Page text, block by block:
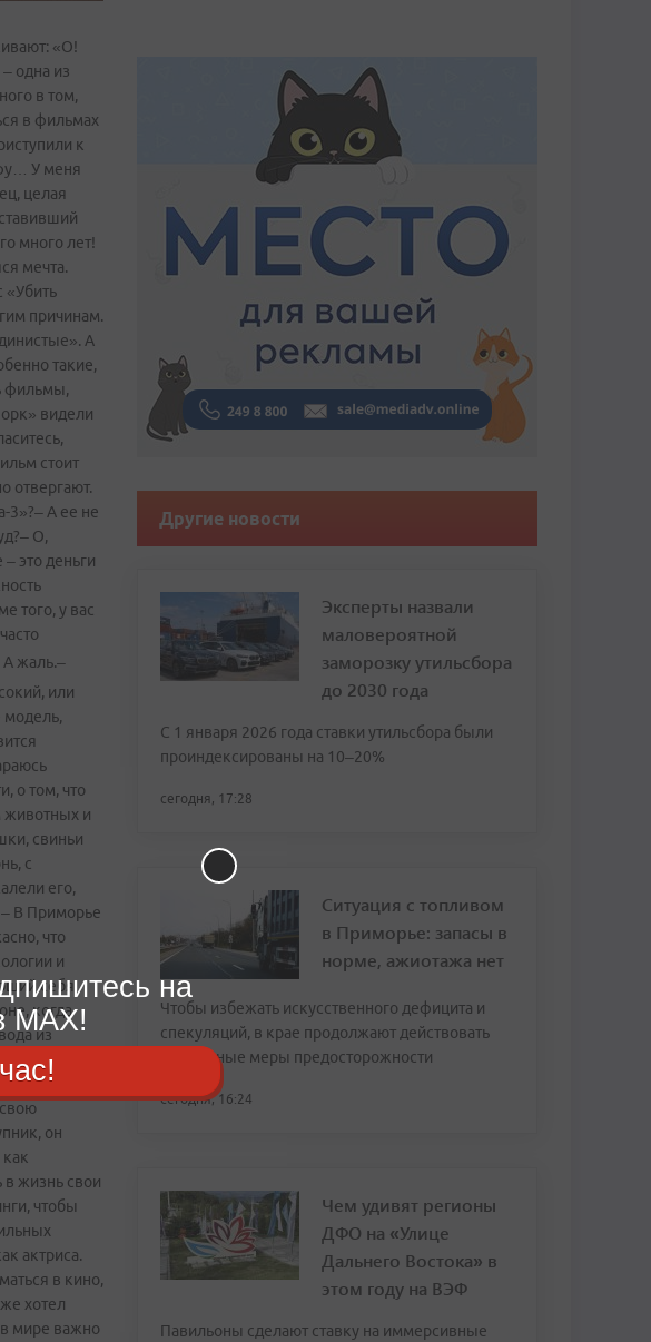
«О!
одна из
в том,
в фильмах
к
У меня
целая
много лет!
мечта.
«Убить
причинам.
А
такие,
фильмы,
видели
стоит
отвергают.
3»?– А ее не
О,
это деньги
того, у вас
А жаль.–
или
модель,
о том, что
животных и
свиньи
с
его,
В Приморье
что
и
себя
когда
из
и
делать, но
он
в жизнь свои
чтобы
актриса.
в кино,
хотел
в мире важно
Другие новости
Эксперты назвали
маловероятной
заморозку утильсбора
до 2030 года
С 1 января 2026 года ставки утильсбора были
проиндексированы на 10–20%
сегодня, 17:28
Ситуация с топливом
в Приморье: запасы в
норме, ажиотажа нет
Чтобы избежать искусственного дефицита и
спекуляций, в крае продолжают действовать
временные меры предосторожности
сегодня, 16:24
Чем удивят регионы
ДФО на «Улице
Дальнего Востока» в
этом году на ВЭФ
Павильоны сделают ставку на иммерсивные
на
MAX!